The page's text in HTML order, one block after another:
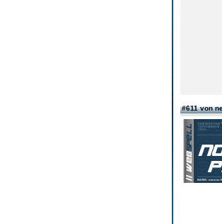
#611 von